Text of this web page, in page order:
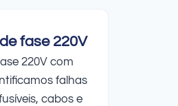
fase 220V
220V com
falhas
cabos e